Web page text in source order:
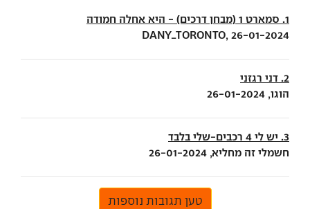
1. סמארט 1 (מבחן דרכים) - היא אחלה חמודה
DANY_TORONTO, 26-01-2024
2. דני רגזני
הוגו, 26-01-2024
3. יש לי 4 רכבים-שלי בלבד
חשמלי זה מחליא, 26-01-2024
טען תגובות נוספות